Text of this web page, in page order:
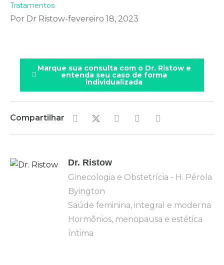
Tratamentos
Por Dr Ristow fevereiro 18, 2023
Marque sua consulta com o Dr. Ristow e
entenda seu caso de forma
individualizada
Compartilhar
Dr. Ristow
Ginecologia e Obstetrícia - H. Pérola
Byington
Saúde feminina, integral e moderna
Hormônios, menopausa e estética
íntima